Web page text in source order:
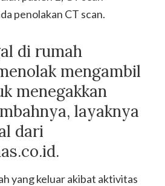
penolakan CT scan.
di rumah
mengambil
menegakkan
layaknya
dari
yang keluar akibat aktivitas